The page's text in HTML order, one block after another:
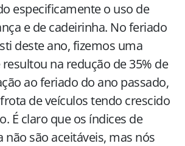
especificamente o uso de
e de cadeirinha. No feriado
deste ano, fizemos uma
na redução de 35% de
ao feriado do ano passado,
de veículos tendo crescido
É claro que os índices de
não são aceitáveis, mas nós